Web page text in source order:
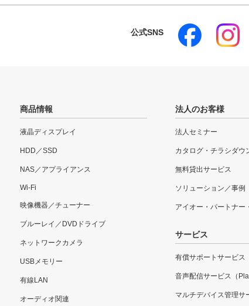
公式SNS
商品情報
液晶ディスプレイ
HDD／SSD
NAS／アプライアンス
Wi-Fi
映像機器／チューナー
ブルーレイ／DVDドライブ
ネットワークカメラ
USBメモリー
有線LAN
オーディオ関連
法人のお客様
法人セミナー
カタログ・チラシダウ
無料貸出サービス
ソリューション／事例
アイオー・パートナー
サービス
有償サポートサービス
音声配信サービス（
マルチデバイス管理サ